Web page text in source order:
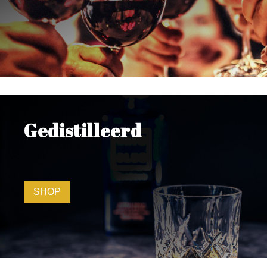
Gedistilleerd
SHOP